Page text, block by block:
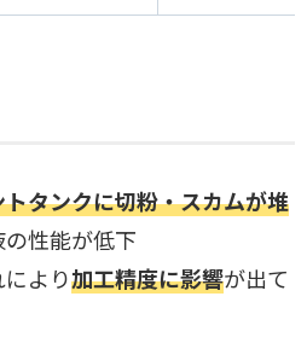
タンクに切粉・スカムが堆
性能が低下
より加工精度に影響が出て